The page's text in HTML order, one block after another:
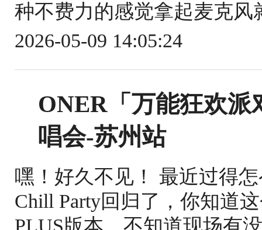
种不费力的感觉拿起麦克
2026-05-09 14:05:24
ONER「万能狂欢
唱会-苏州站
嘿！好久不见！ 最近过得
Chill Party回归了，你知道
PLUS版本，不知道现场有